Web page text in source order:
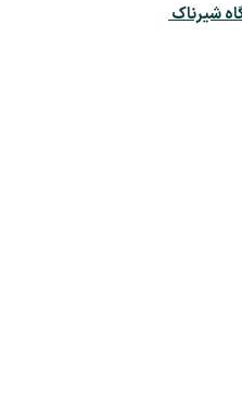
شیرناک